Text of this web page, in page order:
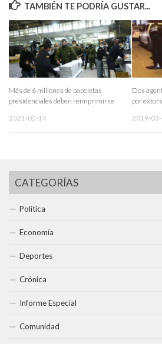
TAMBIÉN TE PODRÍA GUSTAR...
Más de 6 millones de papeletas
presidenciales deben reimprimirse
2021-01-14
Dos
por
2019-
CATEGORÍAS
Política
Economía
Deportes
Crónica
Informe Especial
Comunidad